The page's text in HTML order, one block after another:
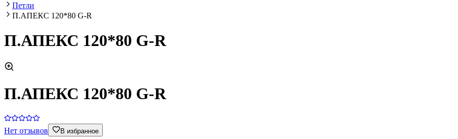
Петли
П.АПЕКС 120*80 G-R
П.АПЕКС 120*80 G-R
П.АПЕКС 120*80 G-R
Нет отзывов В избранное